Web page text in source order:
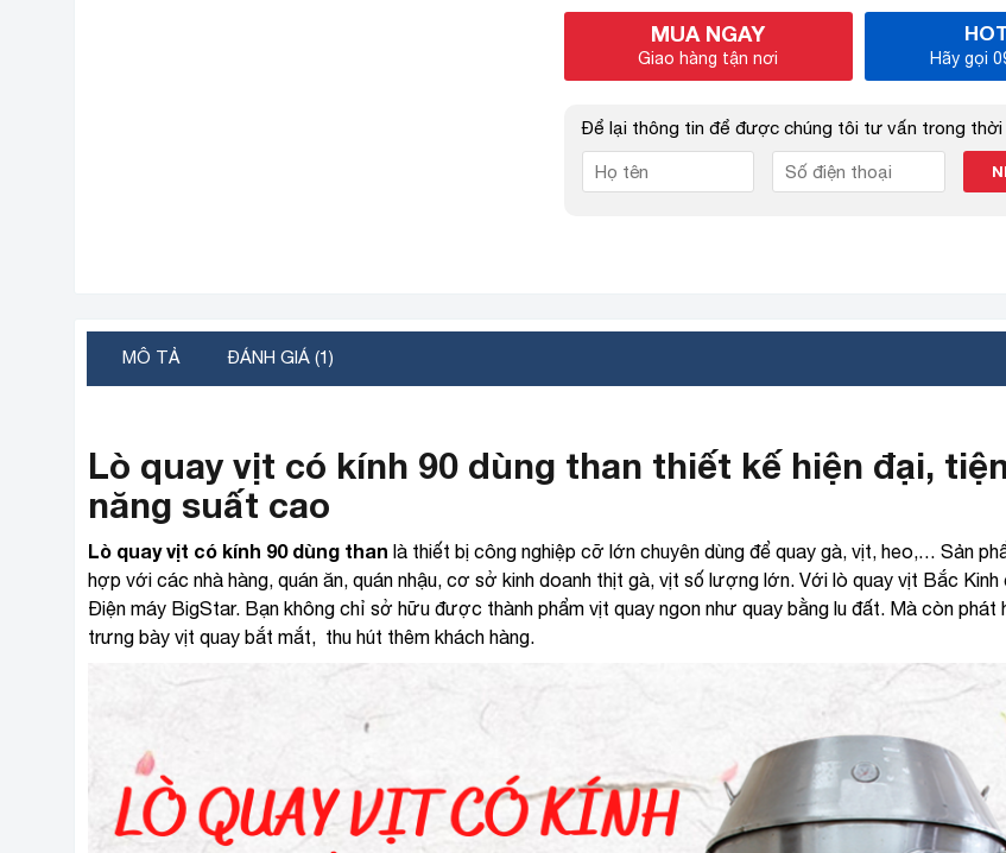
MUA NGAY
Giao hàng tận nơi Hãy gọi
Để lại thông tin để được chúng tôi tư vấn trong thời
MÔ TẢ ĐÁNH GIÁ (1)
Lò quay vịt có kính 90 dùng than thiết kế hiện đại,
năng suất cao
Lò quay vịt có kính 90 dùng than là thiết bị công nghiệp cỡ lớn chuyên dùng để quay gà, vịt, heo,… Sản
hợp với các nhà hàng, quán ăn, quán nhậu, cơ sở kinh doanh thịt gà, vịt số lượng lớn. Với lò quay vịt Bắc Kinh
Điện máy BigStar. Bạn không chỉ sở hữu được thành phẩm vịt quay ngon như quay bằng lu đất. Mà còn phát
trưng bày vịt quay bắt mắt, thu hút thêm khách hàng.